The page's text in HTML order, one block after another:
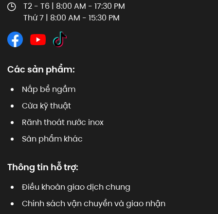
T2 - T6 | 8:00 AM - 17:30 PM
Thứ 7 | 8:00 AM - 15:30 PM
Các sản phẩm:
Nắp bể ngầm
Cửa kỹ thuật
Rãnh thoát nước inox
Sản phẩm khác
Thông tin hỗ trợ:
Điều khoản giao dịch chung
Chính sách vận chuyển và giao nhận